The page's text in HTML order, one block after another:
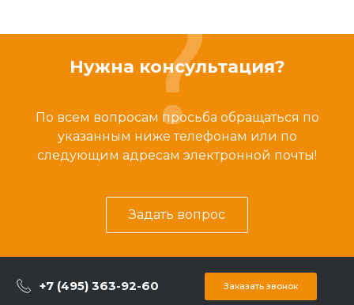
Нужна консультация?
По всем вопросам просьба обращаться по
указанным ниже телефонам или по
следующим адресам электронной почты!
Задать вопрос
+7 (495) 363-92-60 Заказать звонок